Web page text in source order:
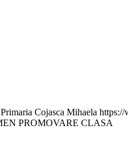
Primaria Cojasca Mihaela https://
PROMOVARE CLASA